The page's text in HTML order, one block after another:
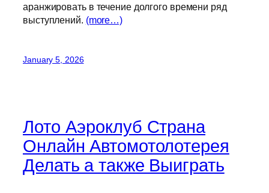
аранжировать в течение долгого времени ряд
выступлений. (more…)
January 5, 2026
Лото Аэроклуб Страна
Онлайн Автомотолотерея
Делать а также Выиграть